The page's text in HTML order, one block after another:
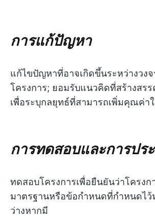
การแก้ปัญหา
แก้ไขปัญหาที่อาจเกิดขึ้นระหว่างวง
โครงการ; ยอมรับแนวคิดที่สร้างสร
เพื่อระบุกลยุทธ์ที่สามารถเพิ่มคุณค่า
การทดสอบและการปร
ทดสอบโครงการเพื่อยืนยันว่าโครงก
มาตรฐานหรือข้อกำหนดที่กำหนดไว้
ว่างหากมี